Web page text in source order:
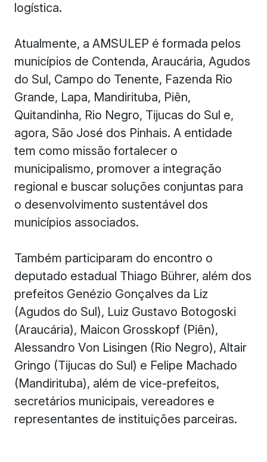
logística.
Atualmente, a AMSULEP é formada pelos
municípios de Contenda, Araucária, Agudos
do Sul, Campo do Tenente, Fazenda Rio
Grande, Lapa, Mandirituba, Piên,
Quitandinha, Rio Negro, Tijucas do Sul e,
agora, São José dos Pinhais. A entidade
tem como missão fortalecer o
municipalismo, promover a integração
regional e buscar soluções conjuntas para
o desenvolvimento sustentável dos
municípios associados.
Também participaram do encontro o
deputado estadual Thiago Bührer, além dos
prefeitos Genézio Gonçalves da Liz
(Agudos do Sul), Luiz Gustavo Botogoski
(Araucária), Maicon Grosskopf (Piên),
Alessandro Von Lisingen (Rio Negro), Altair
Gringo (Tijucas do Sul) e Felipe Machado
(Mandirituba), além de vice-prefeitos,
secretários municipais, vereadores e
representantes de instituições parceiras.